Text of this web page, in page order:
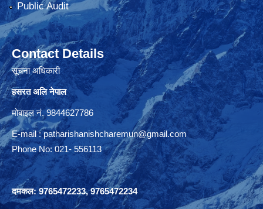
Public Audit
Contact Details
सूचना अधिकारी
हसरत अलि नेपाल
मोबाइल नं. 9844627786
E-mail :patharishanishcharemun@gmail.com
Phone No: 021- 556113
दमकल: 9765472233, 9765472234